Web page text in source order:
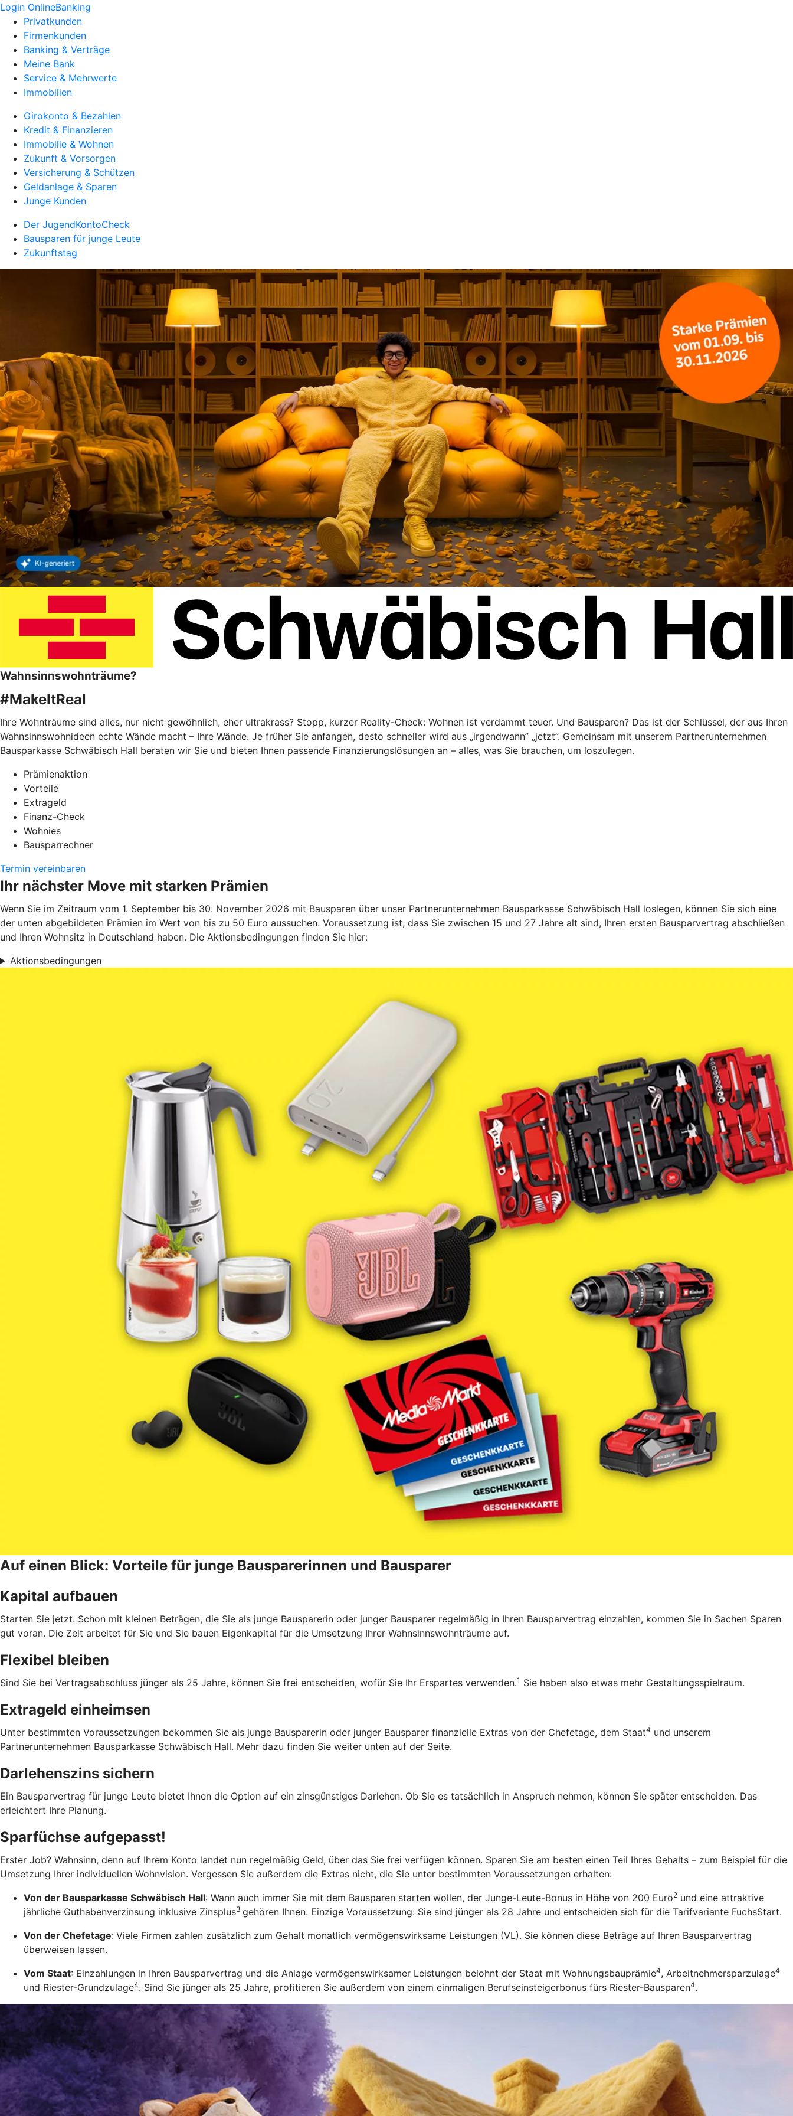
Login OnlineBanking
Privatkunden
Firmenkunden
Banking & Verträge
Meine Bank
Service & Mehrwerte
Immobilien
Girokonto & Bezahlen
Kredit & Finanzieren
Immobilie & Wohnen
Zukunft & Vorsorgen
Versicherung & Schützen
Geldanlage & Sparen
Junge Kunden
Der JugendKontoCheck
Bausparen für junge Leute
Zukunftstag
Wahnsinnswohnträume?
#MakeItReal
Ihre Wohnträume sind alles, nur nicht gewöhnlich, eher ultrakrass? Stopp, kurzer Reality-Check: Wohnen ist verdammt teuer. Und Bausparen? Das ist der Schlüssel, der aus Ihren
Wahnsinnswohnideen echte Wände macht – Ihre Wände. Je früher Sie anfangen, desto schneller wird aus „irgendwann” „jetzt”. Gemeinsam mit unserem Partnerunternehmen
Bausparkasse Schwäbisch Hall beraten wir Sie und bieten Ihnen passende Finanzierungslösungen an – alles, was Sie brauchen, um loszulegen.
Prämienaktion
Vorteile
Extrageld
Finanz-Check
Wohnies
Bausparrechner
Termin vereinbaren
Ihr nächster Move mit starken Prämien
Wenn Sie im Zeitraum vom 1. September bis 30. November 2026 mit Bausparen über unser Partnerunternehmen Bausparkasse Schwäbisch Hall loslegen, können Sie sich eine
der unten abgebildeten Prämien im Wert von bis zu 50 Euro aussuchen. Voraussetzung ist, dass Sie zwischen 15 und 27 Jahre alt sind, Ihren ersten Bausparvertrag abschließen
und Ihren Wohnsitz in Deutschland haben. Die Aktionsbedingungen finden Sie hier:
Aktionsbedingungen
Auf einen Blick: Vorteile für junge Bausparerinnen und Bausparer
Kapital aufbauen
Starten Sie jetzt. Schon mit kleinen Beträgen, die Sie als junge Bausparerin oder junger Bausparer regelmäßig in Ihren Bausparvertrag einzahlen, kommen Sie in Sachen Sparen
gut voran. Die Zeit arbeitet für Sie und Sie bauen Eigenkapital für die Umsetzung Ihrer Wahnsinnswohnträume auf.
Flexibel bleiben
Sind Sie bei Vertragsabschluss jünger als 25 Jahre, können Sie frei entscheiden, wofür Sie Ihr Erspartes verwenden.1 Sie haben also etwas mehr Gestaltungsspielraum.
Extrageld einheimsen
Unter bestimmten Voraussetzungen bekommen Sie als junge Bausparerin oder junger Bausparer finanzielle Extras von der Chefetage, dem Staat4 und unserem
Partnerunternehmen Bausparkasse Schwäbisch Hall. Mehr dazu finden Sie weiter unten auf der Seite.
Darlehenszins sichern
Ein Bausparvertrag für junge Leute bietet Ihnen die Option auf ein zinsgünstiges Darlehen. Ob Sie es tatsächlich in Anspruch nehmen, können Sie später entscheiden. Das
erleichtert Ihre Planung.
Sparfüchse aufgepasst!
Erster Job? Wahnsinn, denn auf Ihrem Konto landet nun regelmäßig Geld, über das Sie frei verfügen können. Sparen Sie am besten einen Teil Ihres Gehalts – zum Beispiel für die
Umsetzung Ihrer individuellen Wohnvision. Vergessen Sie außerdem die Extras nicht, die Sie unter bestimmten Voraussetzungen erhalten:
Von der Bausparkasse Schwäbisch Hall: Wann auch immer Sie mit dem Bausparen starten wollen, der Junge-Leute-Bonus in Höhe von 200 Euro2 und eine attraktive
jährliche Guthabenverzinsung inklusive Zinsplus3 gehören Ihnen. Einzige Voraussetzung: Sie sind jünger als 28 Jahre und entscheiden sich für die Tarifvariante FuchsStart.
Von der Chefetage: Viele Firmen zahlen zusätzlich zum Gehalt monatlich vermögenswirksame Leistungen (VL). Sie können diese Beträge auf Ihren Bausparvertrag
überweisen lassen.
Vom Staat: Einzahlungen in Ihren Bausparvertrag und die Anlage vermögenswirksamer Leistungen belohnt der Staat mit Wohnungsbauprämie4, Arbeitnehmersparzulage4
und Riester-Grundzulage4. Sind Sie jünger als 25 Jahre, profitieren Sie außerdem von einem einmaligen Berufseinsteigerbonus fürs Riester-Bausparen4.